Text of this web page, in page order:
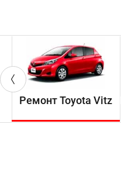
Ремонт Toyota Vitz